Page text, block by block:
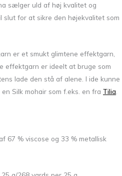
sælger uld af høj kvalitet og
for at sikre den højekvalitet som
er et smukt glimtene effektgarn,
effektgarn er ideelt at bruge som
lade den stå af alene. I ide kunne
Silk mohair som f.eks. en fra Tilia
67 % viscose og 33 % metallisk